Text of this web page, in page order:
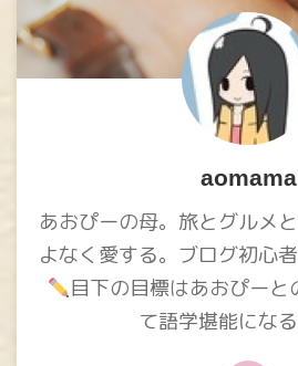
aomama
あおぴーの母。旅とグルメ
よなく愛する。ブログ初心
目下の目標はあおぴーと
て語学堪能になる